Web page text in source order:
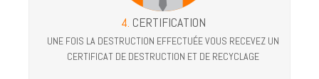
4. CERTIFICATION
UNE FOIS LA DESTRUCTION EFFECTUÉE VOUS RECEVEZ UN
CERTIFICAT DE DESTRUCTION ET DE RECYCLAGE